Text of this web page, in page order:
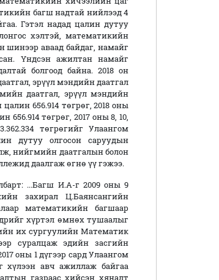
багш надтай нийлээд 4
Гэтэл надад цалин дутуу
хэлтэй, математикийн
шинээр аваад байдаг, намайг
Үндсэн ажилтан намайг
болгоод байна. 2018 он
эрүүл мэндийн даатгал
даатгал, эрүүл мэндийн
656.914 төгрөг, 2018 оны
656.914 төгрөг, 2017 оны 8, 10,
төгрөгийг Улаангом
дутуу олгосон саруудын
нийгмийн даатгалын болон
даалгаж өгнө үү гэжээ.
...Багш И.А-г 2009 оны 9
захирал Ц.Баянсангийн
математикийн багшаар
хүртэл өмнөх тушаалыг
их сургуулийн Математик
суралцаж эдийн засгийн
оны 1 дүгээр сард Улаангом
авч ажиллаж байгаа
газраас хийсэн хяналт